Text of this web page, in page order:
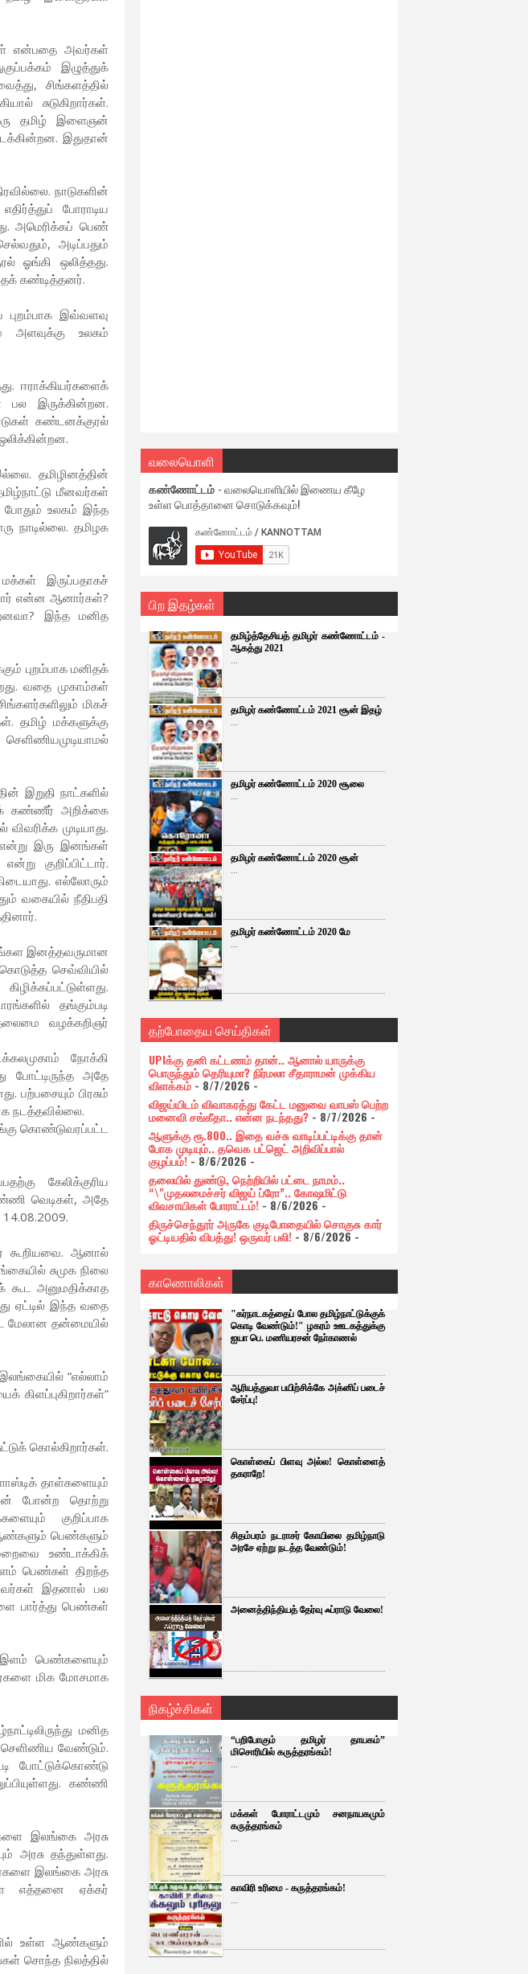
என்பதை அவர்கள்
இழுத்துக்
சிங்களத்தில்
சுடுகிறார்கள்.
தமிழ் இளைஞன்
இதுதான்
நாடுகளின்
போராடிய
அமெரிக்கப் பெண்
அடிப்பதும்
ஓங்கி ஒலித்தது.
கண்டித்தனர்.
இவ்வளவு
அளவுக்கு உலகம்
ஈராக்கியர்களைக்
பல இருக்கின்றன.
கண்டனக்குரல்
தமிழினத்தின்
மீனவர்கள்
போதும் உலகம் இந்த
தமிழக
இருப்பதாகச்
என்ன ஆனார்கள்?
இந்த மனித
புறம்பாக மனிதக்
வதை முகாம்கள்
மிகச்
தமிழ் மக்களுக்கு
இறுதி நாட்களில்
கண்ணீர் அறிக்கை
முடியாது.
இரு இனங்கள்
குறிப்பிட்டார்.
எல்லோரும்
வகையில் நீதிபதி
இனத்தவருமான
செவ்வியில்
தங்கும்படி
வழக்கறிஞர்
நோக்கி
போட்டிருந்த அதே
பிரசும்
நடத்தவில்லை.
கொண்டுவரப்பட்ட
கேலிக்குரிய
வெடிகள், அதே
14.08.2009.
கூறியவை. ஆனால்
சுமுக நிலை
கூட அனுமதிக்காத
ஏட்டில் இந்த வதை
மேலான தன்மையில்
இலங்கையில் “எல்லாம்
கிளப்புகிறார்கள்”
கொல்கிறார்கள்.
தாள்களையும்
போன்ற தொற்று
குறிப்பாக
ஆண்களும் பெண்களும்
உண்டாக்கிக்
பெண்கள் திறந்த
இதனால் பல
பார்த்து பெண்கள்
பெண்களையும்
மிக மோசமாக
மனித
செளிணிய வேண்டும்.
போட்டுக்கொண்டு
கண்ணி
இலங்கை அரசு
அரசு தந்துள்ளது.
இலங்கை அரசு
எத்தனை ஏக்கர்
உள்ள ஆண்களும்
சொந்த நிலத்தில்
வலையொளி
கண்ணோட்டம் - வலையொளியில் இணைய கீழே
உள்ள பொத்தானை சொடுக்கவும்!
பிற இதழ்கள்
தமிழ்த்தேசியத் தமிழர் கண்ணோட்டம் -
ஆகத்து 2021
...
தமிழர் கண்ணோட்டம் 2021 சூன் இதழ்
...
தமிழர் கண்ணோட்டம் 2020 சூலை
...
தமிழர் கண்ணோட்டம் 2020 சூன்
...
தமிழர் கண்ணோட்டம் 2020 மே
...
தற்போதைய செய்திகள்
UPIக்கு தனி கட்டணம் தான்.. ஆனால் யாருக்கு
பொருந்தும் தெரியுமா? நிர்மலா சீதாராமன் முக்கிய
விளக்கம் - 8/7/2026 -
விஜய்யிடம் விவாகரத்து கேட்ட மனுவை வாபஸ் பெற்ற
மனைவி சங்கீதா.. என்ன நடந்தது? - 8/7/2026 -
ஆளுக்கு ரூ.800.. இதை வச்சு வாடிப்பட்டிக்கு தான்
போக முடியும்.. தவெக பட்ஜெட் அறிவிப்பால்
குழப்பம்!- 8/6/2026 -
தலையில் துண்டு, நெற்றியில் பட்டை நாமம்..
“\"முதலமைச்சர் விஜய் ப்ரோ”.. கோஷமிட்டு
விவசாயிகள் போராட்டம்! - 8/6/2026-
திருச்செந்தூர் அருகே குடிபோதையில் சொகுசு கார்
ஓட்டியதில் விபத்து! ஒருவர் பலி! - 8/6/2026-
காணொலிகள்
"கர்நாடகத்தைப் போல தமிழ்நாட்டுக்குக்
கொடி வேண்டும்!" ழகரம் ஊடகத்துக்கு
ஐயா பெ. மணியரசன் நோ்காணல்
ஆரியத்துவா பயிற்சிக்கே அக்னிப் படைச்
சேர்ப்பு!
கொள்கைப் பிளவு அல்ல! கொள்ளைத்
தகராறே!
சிதம்பரம் நடராசர் கோயிலை தமிழ்நாடு
அரசே ஏற்று நடத்த வேண்டும்!
அனைத்திந்தியத் தேர்வு ஃப்ராடு வேலை!
நிகழ்ச்சிகள்
“பறிபோகும் தமிழர் தாயகம்”
மிசொரியில் கருத்தரங்கம்!
...
மக்கள் போராட்டமும் சனநாயகமும்
கருத்தரங்கம்
...
காவிரி உரிமை - கருத்தரங்கம்!
...